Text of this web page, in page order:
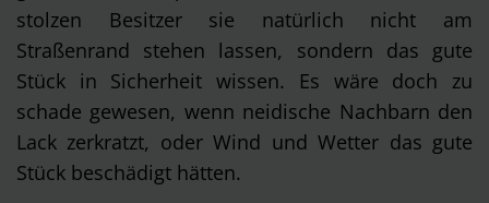
stolzen Besitzer sie natürlich nicht am
Straßenrand stehen lassen, sondern das gute
Stück in Sicherheit wissen. Es wäre doch zu
schade gewesen, wenn neidische Nachbarn den
Lack zerkratzt, oder Wind und Wetter das gute
Stück beschädigt hätten.